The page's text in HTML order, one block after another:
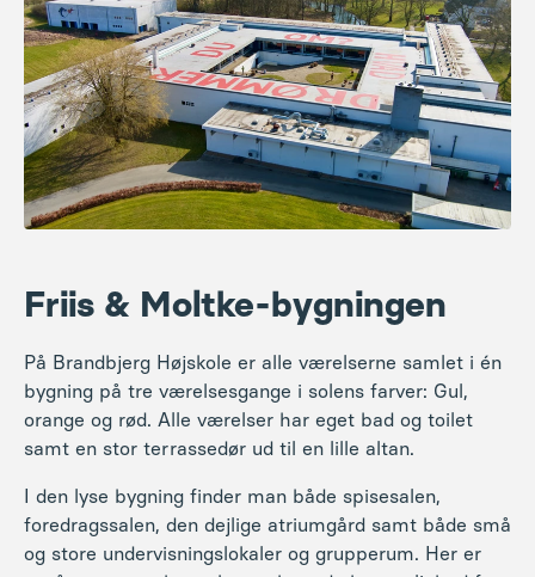
Friis & Moltke-bygningen
På Brandbjerg Højskole er alle værelserne samlet i én
bygning på tre værelsesgange i solens farver: Gul,
orange og rød. Alle værelser har eget bad og toilet
samt en stor terrassedør ud til en lille altan.
I den lyse bygning finder man både spisesalen,
foredragssalen, den dejlige atriumgård samt både små
og store undervisningslokaler og grupperum. Her er